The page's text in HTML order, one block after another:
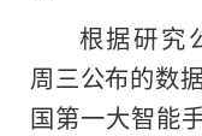
根据研究
周三公布的数
国第一大智能